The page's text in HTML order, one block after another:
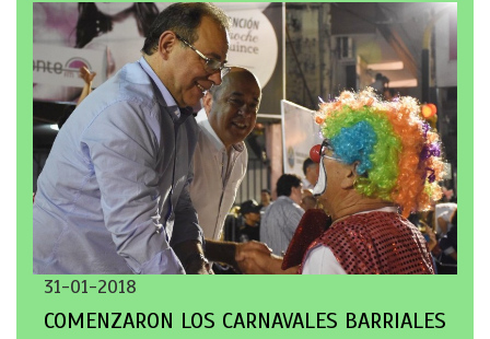
31-01-2018
COMENZARON LOS CARNAVALES BARRIALES